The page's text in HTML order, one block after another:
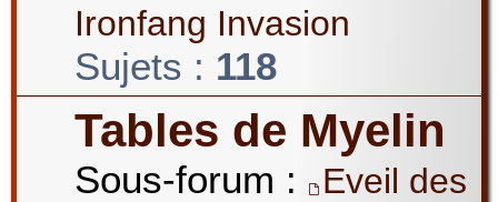
Ironfang Invasion
Sujets : 118
Tables de Myelin
Sous-forum :
Eveil des